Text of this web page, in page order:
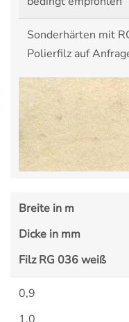
Sonderhärten mit
Polierfilz auf
Breite in m
Dicke in mm
Filz RG 036 weiß
0,9